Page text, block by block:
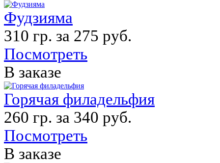
Фудзияма
310 гр. за 275 руб.
Посмотреть
В заказе
Горячая филадельфия
260 гр. за 340 руб.
Посмотреть
В заказе